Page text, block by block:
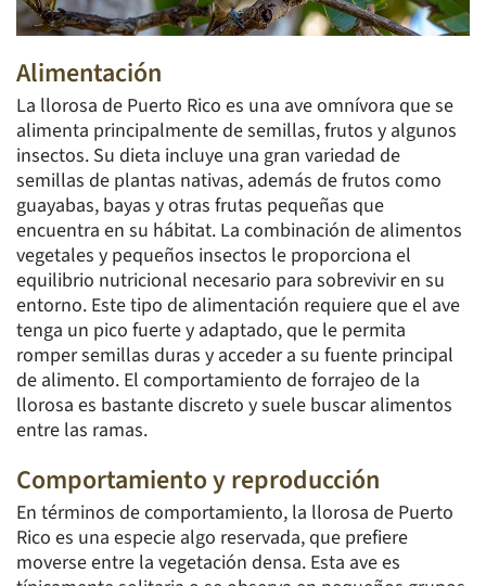
Alimentación
La llorosa de Puerto Rico es una ave omnívora que se
alimenta principalmente de semillas, frutos y algunos
insectos. Su dieta incluye una gran variedad de
semillas de plantas nativas, además de frutos como
guayabas, bayas y otras frutas pequeñas que
encuentra en su hábitat. La combinación de alimentos
vegetales y pequeños insectos le proporciona el
equilibrio nutricional necesario para sobrevivir en su
entorno. Este tipo de alimentación requiere que el ave
tenga un pico fuerte y adaptado, que le permita
romper semillas duras y acceder a su fuente principal
de alimento. El comportamiento de forrajeo de la
llorosa es bastante discreto y suele buscar alimentos
entre las ramas.
Comportamiento y reproducción
En términos de comportamiento, la llorosa de Puerto
Rico es una especie algo reservada, que prefiere
moverse entre la vegetación densa. Esta ave es